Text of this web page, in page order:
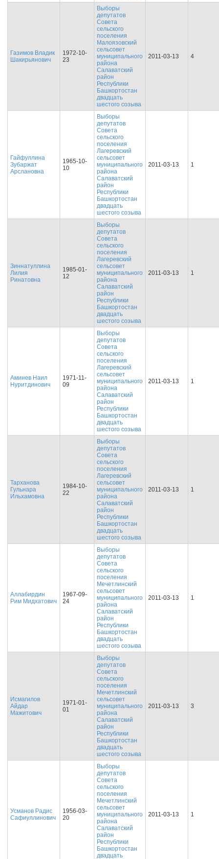
Газимов Владик
Шакирьянович
1972-10-
23
Выборы
депутатов
Совета
сельского
поселения
Малоязовский
сельсовет
муниципального
района
Салаватский
район
Республики
Башкортостан
двадцать
шестого созыва
2011-03-13 4
Гайфуллина
Зубаржат
Арслановна
1965-10-
10
Выборы
депутатов
Совета
сельского
поселения
Лагеревский
сельсовет
муниципального
района
Салаватский
район
Республики
Башкортостан
двадцать
шестого созыва
2011-03-13 1
Зиннатуллина
Лилия
Ринатовна
1985-01-
12
Выборы
депутатов
Совета
сельского
поселения
Лагеревский
сельсовет
муниципального
района
Салаватский
район
Республики
Башкортостан
двадцать
шестого созыва
2011-03-13 1
Аминев Наил
Нуритдинович
1971-11-
09
Выборы
депутатов
Совета
сельского
поселения
Лагеревский
сельсовет
муниципального
района
Салаватский
район
Республики
Башкортостан
двадцать
шестого созыва
2011-03-13 1
Тарханова
Гульнара
Ильхамовна
1984-10-
22
Выборы
депутатов
Совета
сельского
поселения
Лагеревский
сельсовет
муниципального
района
Салаватский
район
Республики
Башкортостан
двадцать
шестого созыва
2011-03-13 1
Аллабирдин
Рим Мидхатович
1967-09-
24
Выборы
депутатов
Совета
сельского
поселения
Мечетлинский
сельсовет
муниципального
района
Салаватский
район
Республики
Башкортостан
двадцать
шестого созыва
2011-03-13 1
Исмагилов
Айдар
Мажитович
1971-01-
01
Выборы
депутатов
Совета
сельского
поселения
Мечетлинский
сельсовет
муниципального
района
Салаватский
район
Республики
Башкортостан
двадцать
шестого созыва
2011-03-13 3
Усманов Радис
Сафиуллинович
1956-03-
20
Выборы
депутатов
Совета
сельского
поселения
Мечетлинский
сельсовет
муниципального
района
Салаватский
район
Республики
Башкортостан
двадцать
2011-03-13 1